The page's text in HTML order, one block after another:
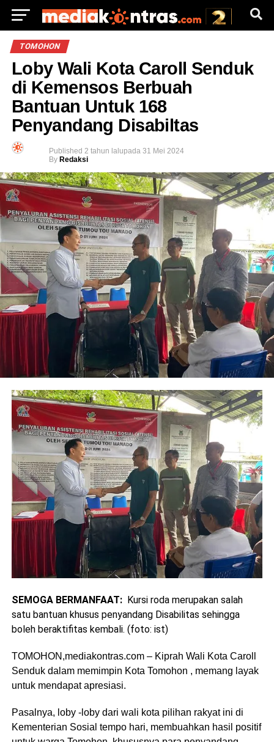
TOMOHON
Loby Wali Kota Caroll Senduk
di Kemensos Berbuah
Bantuan Untuk 168
Penyandang Disabiltas
Published 2 tahun lalupada 31 Mei 2024
By Redaksi
SEMOGA BERMANFAAT:Kursi roda merupakan salah
satu bantuan khusus penyandang Disabilitas sehingga
boleh beraktifitas kembali. (foto: ist)
TOMOHON,mediakontras.com – Kiprah Wali Kota Caroll
Senduk dalam memimpin Kota Tomohon , memang layak
untuk mendapat apresiasi.
Pasalnya, loby -loby dari wali kota pilihan rakyat ini di
Kementerian Sosial tempo hari, membuahkan hasil positif